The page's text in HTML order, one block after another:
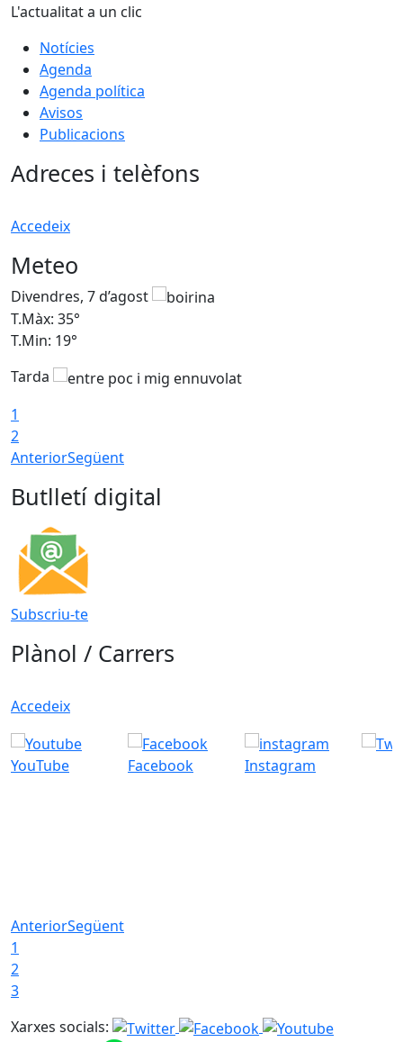
L'actualitat a un clic
Notícies
Agenda
Agenda política
Avisos
Publicacions
Adreces i telèfons
Accedeix
Meteo
Divendres, 7 d’agost
T.Màx: 35°
T.Min: 19°
Tarda
1
2
AnteriorSegüent
Butlletí digital
Subscriu-te
Plànol / Carrers
Accedeix
YouTube Facebook Instagram
AnteriorSegüent
1
2
3
Xarxes socials: